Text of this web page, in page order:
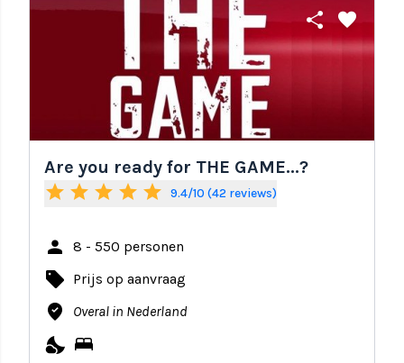
share favorite
Are you ready for THE GAME...?
star star star star star 9.4/10 (42 reviews)
person 8 - 550 personen
local_offer Prijs op aanvraag
where_to_vote Overal in Nederland
nights_stay bed